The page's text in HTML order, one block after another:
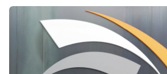
Filmy
Seriály